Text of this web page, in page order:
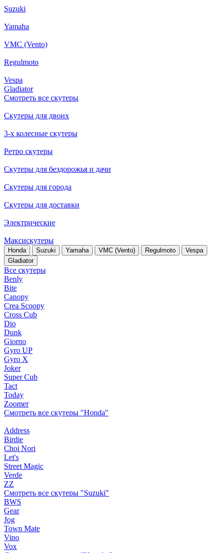
Suzuki
Yamaha
VMC (Vento)
Regulmoto
Vespa
Gladiator
Смотреть все скутеры
Скутеры для двоих
3-х колесные скутеры
Ретро скутеры
Скутеры для бездорожья и дачи
Скутеры для города
Скутеры для доставки
Электрические
Максискутеры
Honda Suzuki Yamaha VMC (Vento) Regulmoto
Vespa
Gladiator
Все скутеры
Benly
Bite
Canopy
Crea Scoopy
Cross Cub
Dio
Dunk
Giorno
Gyro UP
Gyro X
Joker
Super Cub
Tact
Today
Zoomer
Смотреть все скутеры "Honda"
Address
Birdie
Choi Nori
Let's
Street Magic
Verde
ZZ
Смотреть все скутеры "Suzuki"
BWS
Gear
Jog
Town Mate
Vino
Vox